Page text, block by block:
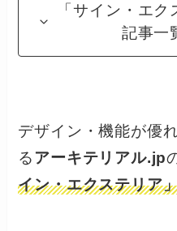
「サイン・エ
記事一
デザイン・機能が優
る アーキテリアル.jp
イン・エクステリア